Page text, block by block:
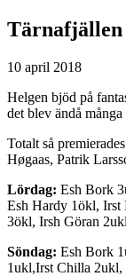
Tärnafjällen
10 april 2018
Helgen bjöd på
det blev ändå många
Totalt så
Høgaas, Patrik
Lördag: Esh Bork
Esh Hardy 1ökl, Irst
3ökl, Irsh Göran
Söndag: Esh Bork
1ukl,Irst Chilla